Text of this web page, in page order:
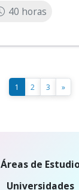
40 horas
1 2 3 »
Áreas de
Universidades